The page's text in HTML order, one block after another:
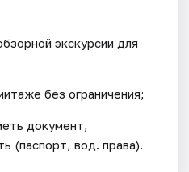
экскурсии для
без ограничения;
документ,
(паспорт, вод. права).